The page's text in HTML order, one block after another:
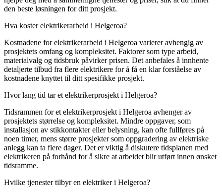
den beste løsningen for ditt prosjekt.
Hva koster elektrikerarbeid i Helgeroa?
Kostnadene for elektrikerarbeid i Helgeroa varierer avhengig av
prosjektets omfang og kompleksitet. Faktorer som type arbeid,
materialvalg og tidsbruk påvirker prisen. Det anbefales å innhente
detaljerte tilbud fra flere elektrikere for å få en klar forståelse av
kostnadene knyttet til ditt spesifikke prosjekt.
Hvor lang tid tar et elektrikerprosjekt i Helgeroa?
Tidsrammen for et elektrikerprosjekt i Helgeroa avhenger av
prosjektets størrelse og kompleksitet. Mindre oppgaver, som
installasjon av stikkontakter eller belysning, kan ofte fullføres på
noen timer, mens større prosjekter som oppgradering av elektriske
anlegg kan ta flere dager. Det er viktig å diskutere tidsplanen med
elektrikeren på forhånd for å sikre at arbeidet blir utført innen ønsket
tidsramme.
Hvilke tjenester tilbyr en elektriker i Helgeroa?